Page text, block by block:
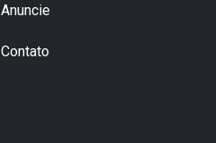
Anuncie
Contato